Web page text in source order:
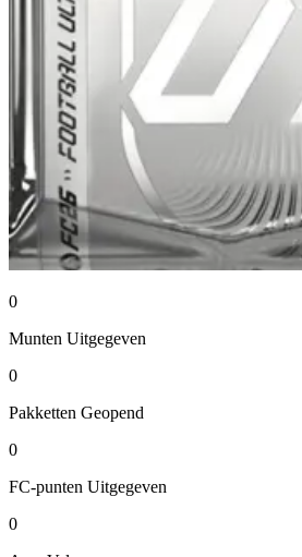
0
Munten Uitgegeven
0
Pakketten Geopend
0
FC-punten Uitgegeven
0